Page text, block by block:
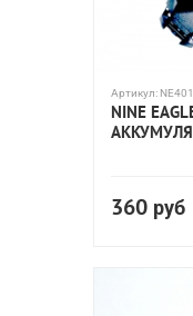
Артикул:
NINE
360 руб